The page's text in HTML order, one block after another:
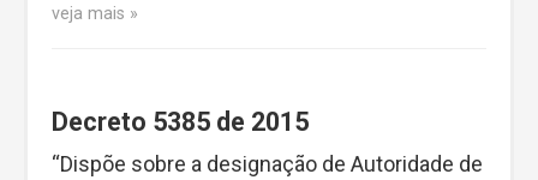
veja mais
Decreto 5385 de 2015
“Dispõe sobre a designação de Autoridade de